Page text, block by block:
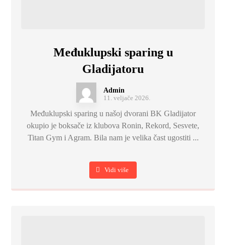
Međuklupski sparing u
Gladijatoru
Admin
11. veljače 2026.
Međuklupski sparing u našoj dvorani BK Gladijator
okupio je boksače iz klubova Ronin, Rekord, Sesvete,
Titan Gym i Agram. Bila nam je velika čast ugostiti ...
Vidi više